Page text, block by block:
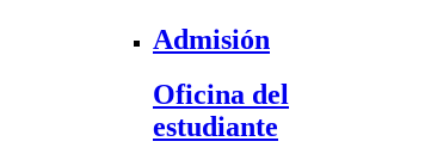
Admisión
Oficina del
estudiante